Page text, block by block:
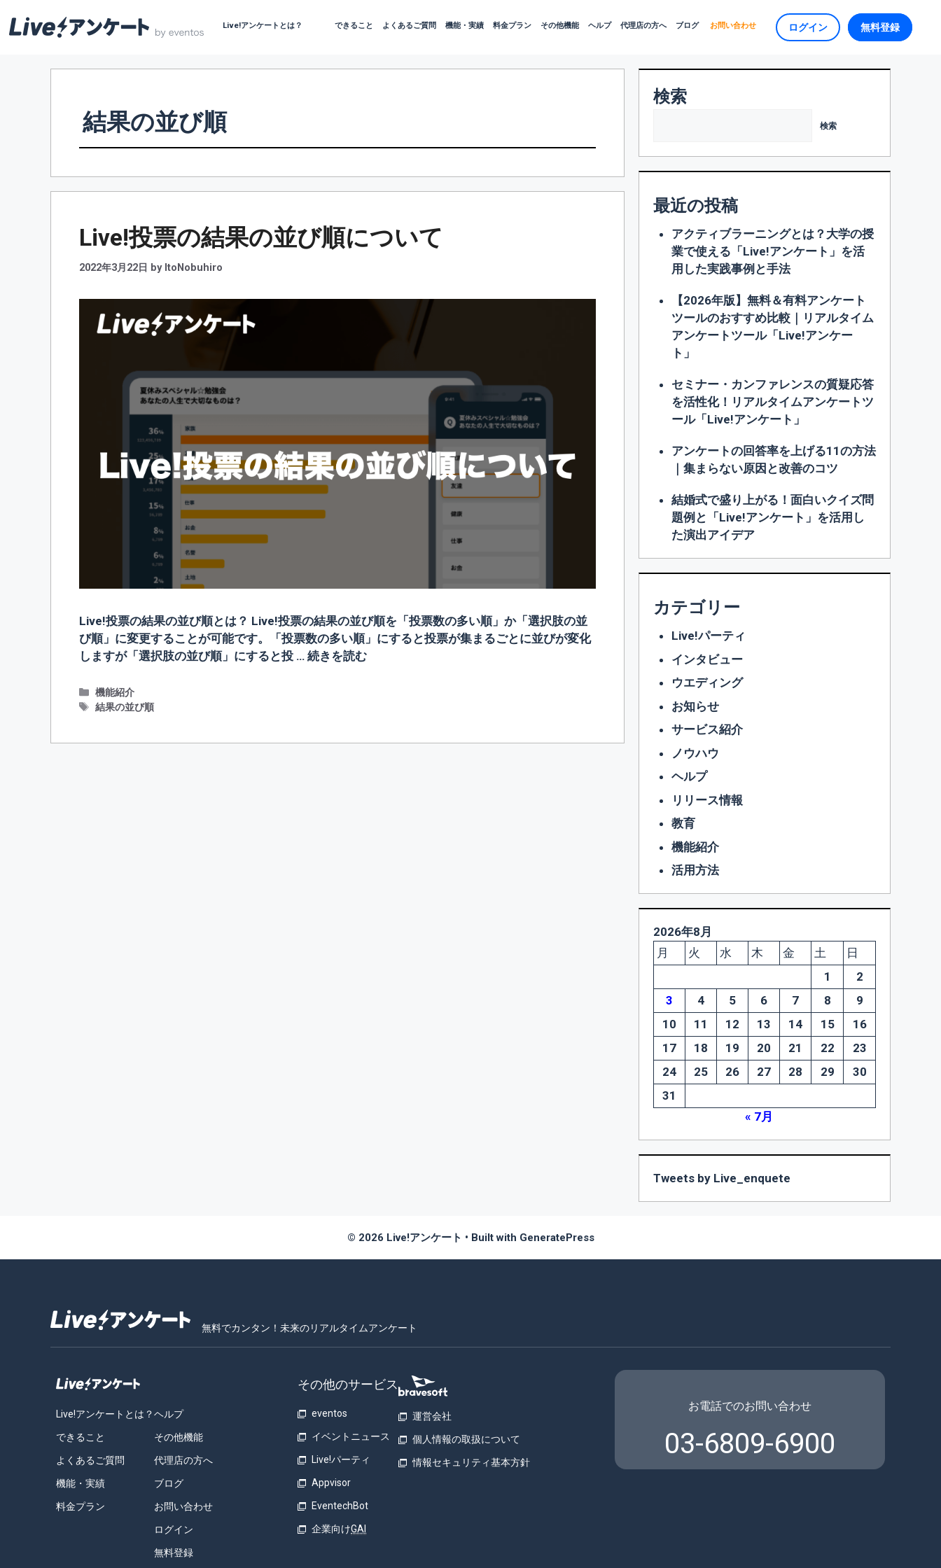
Live!アンケートとは？ できること よくあるご質問 機能・実績 料金プラン その他機能 ヘルプ 代理店の方へ ブログ お問い合わせ ログイン 無料登録
結果の並び順
Live!投票の結果の並び順について
2022年3月22日 by ItoNobuhiro
Live!投票の結果の並び順とは？ Live!投票の結果の並び順を「投票数の多い順」か「選択肢の並
び順」に変更することが可能です。「投票数の多い順」にすると投票が集まるごとに並びが変化
しますが「選択肢の並び順」にすると投 … 続きを読む
カ
テ
機能紹介
タ
結果の並び順
検索
検索
最近の投稿
アクティブラーニングとは？大学の授
業で使える「Live!アンケート」を活
用した実践事例と手法
【2026年版】無料＆有料アンケート
ツールのおすすめ比較｜リアルタイム
アンケートツール「Live!アンケー
ト」
セミナー・カンファレンスの質疑応答
を活性化！リアルタイムアンケートツ
ール「Live!アンケート」
アンケートの回答率を上げる11の方法
｜集まらない原因と改善のコツ
結婚式で盛り上がる！面白いクイズ問
題例と「Live!アンケート」を活用し
た演出アイデア
カテゴリー
Live!パーティ
インタビュー
ウエディング
お知らせ
サービス紹介
ノウハウ
ヘルプ
リリース情報
教育
機能紹介
活用方法
2026年8月
月
火 水 木 金 土
日
1
2
3
4 5 6 7 8
9
10
11 12 13 14 15
16
17
18 19 20 21 22
23
24
25 26 27 28 29
30
31
« 7月
Tweets by Live_enquete
© 2026 Live!アンケート • Built with GeneratePress
無料でカンタン！未来のリアルタイムアンケート
Live!アンケートとは？
できること
よくあるご質問
機能・実績
料金プラン
ヘルプ
その他機能
代理店の方へ
ブログ
お問い合わせ
ログイン
無料登録
その他のサービス
eventos
イベントニュース
Live!パーティ
Appvisor
EventechBot
企業向けGAI
運営会社
個人情報の取扱について
情報セキュリティ基本方針
お電話でのお問い合わせ
03-6809-6900